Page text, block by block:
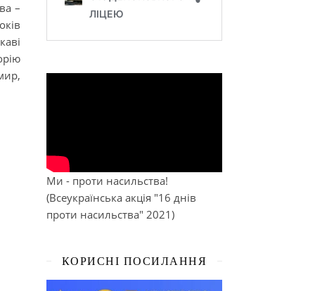
–
Ми - проти насильства!
(Всеукраїнська акція "16 днів
проти насильства" 2021)
КОРИСНІ ПОСИЛАННЯ